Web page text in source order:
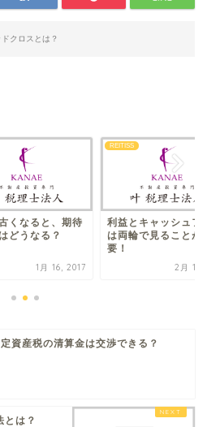
ドクロスとは？
くなると、期待
どうなる？
1月 16, 2017
REITISS
利益とキャッシュフ
は両輪で見ることが
要！
2月 13,
資産税の清算金は交渉できる？
とは？